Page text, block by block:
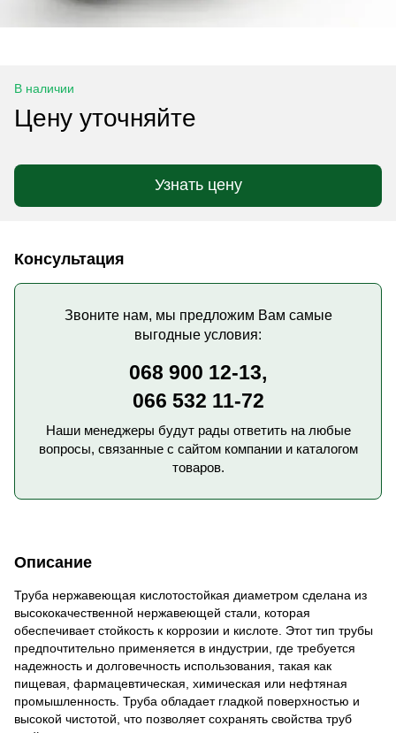
В наличии
Цену уточняйте
Узнать цену
Консультация
Звоните нам, мы предложим Вам самые
выгодные условия:
068 900 12-13,
066 532 11-72
Наши менеджеры будут рады ответить на любые
вопросы, связанные с сайтом компании и каталогом
товаров.
Описание
Труба нержавеющая кислотостойкая диаметром сделана из
высококачественной нержавеющей стали, которая
обеспечивает стойкость к коррозии и кислоте. Этот тип трубы
предпочтительно применяется в индустрии, где требуется
надежность и долговечность использования, такая как
пищевая, фармацевтическая, химическая или нефтяная
промышленность. Труба обладает гладкой поверхностью и
высокой чистотой, что позволяет сохранять свойства труб